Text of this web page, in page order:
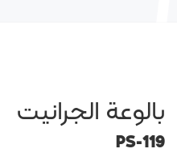
بالوعة الجرانيت
PS-119